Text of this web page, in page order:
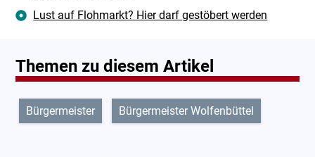
Lust auf Flohmarkt? Hier darf gestöbert werden
Themen zu diesem Artikel
Bürgermeister Bürgermeister Wolfenbüttel